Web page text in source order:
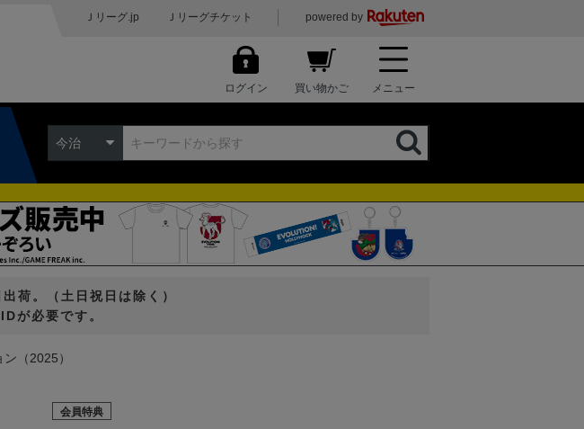
Ｊリーグ.jp Ｊリーグチケット powered by
ログイン 買い物かご メニュー
今治
荷。（土日祝日は除く）
が必要です。
（2025）
会員特典